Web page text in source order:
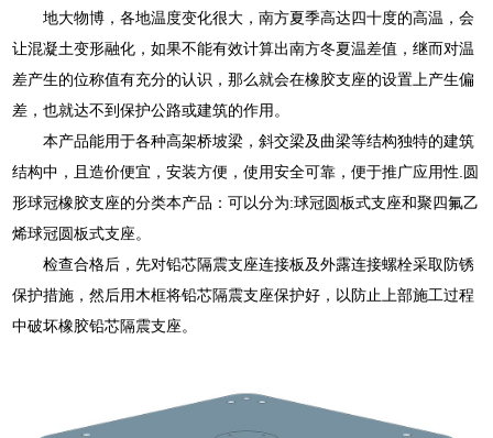
地大物博，各地温度变化很大，南方夏季高达四十度的高温，会
让混凝土变形融化，如果不能有效计算出南方冬夏温差值，继而对温
差产生的位称值有充分的认识，那么就会在橡胶支座的设置上产生偏
差，也就达不到保护公路或建筑的作用。
本产品能用于各种高架桥坡梁，斜交梁及曲梁等结构独特的建筑
结构中，且造价便宜，安装方便，使用安全可靠，便于推广应用性.圆
形球冠橡胶支座的分类本产品：可以分为:球冠圆板式支座和聚四氟乙
烯球冠圆板式支座。
检查合格后，先对铅芯隔震支座连接板及外露连接螺栓采取防锈
保护措施，然后用木框将铅芯隔震支座保护好，以防止上部施工过程
中破坏橡胶铅芯隔震支座。